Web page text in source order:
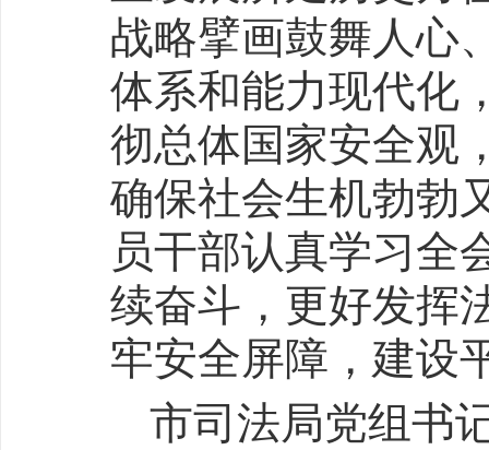
战略擘画鼓舞人心
体系和能力现代化
彻总体国家安全观
确保社会生机勃勃
员干部认真学习全
续奋斗，更好发挥
牢安全屏障，建设
市司法局党组书